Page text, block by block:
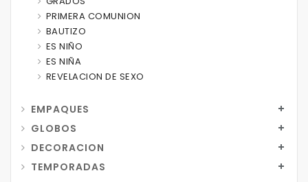
PRIMERA COMUNION
BAUTIZO
ES NIÑO
ES NIÑA
REVELACION DE SEXO
EMPAQUES
GLOBOS
DECORACION
TEMPORADAS